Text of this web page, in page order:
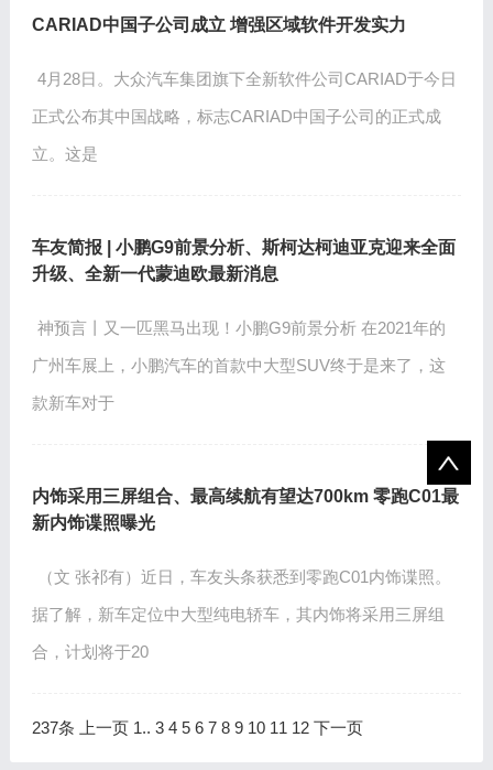
CARIAD中国子公司成立 增强区域软件开发实力
4月28日。大众汽车集团旗下全新软件公司CARIAD于今日
正式公布其中国战略，标志CARIAD中国子公司的正式成
立。这是
车友简报 | 小鹏G9前景分析、斯柯达柯迪亚克迎来全面
升级、全新一代蒙迪欧最新消息
神预言丨又一匹黑马出现！小鹏G9前景分析 在2021年的
广州车展上，小鹏汽车的首款中大型SUV终于是来了，这
款新车对于
内饰采用三屏组合、最高续航有望达700km 零跑C01最
新内饰谍照曝光
（文 张祁有）近日，车友头条获悉到零跑C01内饰谍照。
据了解，新车定位中大型纯电轿车，其内饰将采用三屏组
合，计划将于20
237条 上一页 1.. 3 4 5 6 7 8 9 10 11 12 下一页